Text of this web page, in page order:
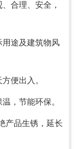
合理、安全，
用途及建筑物风
便出入。
，节能环保。
产品生锈，延长